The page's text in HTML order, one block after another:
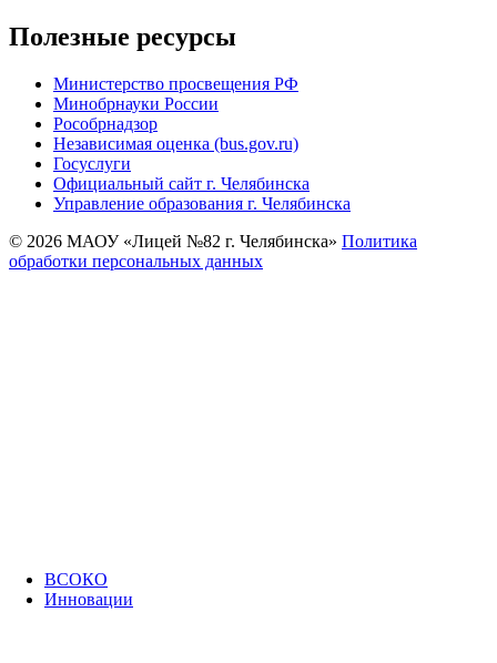
ВСОКО
Инновации
Полезные ресурсы
Министерство просвещения РФ
Минобрнауки России
Рособрнадзор
Независимая оценка (bus.gov.ru)
Госуслуги
Официальный сайт г. Челябинска
Управление образования г. Челябинска
© 2026 МАОУ «Лицей №82 г. Челябинска» Политика
обработки персональных данных